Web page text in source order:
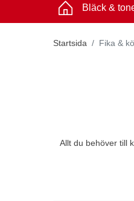
Bläck &
Startsida Fika &
Allt du behöver till